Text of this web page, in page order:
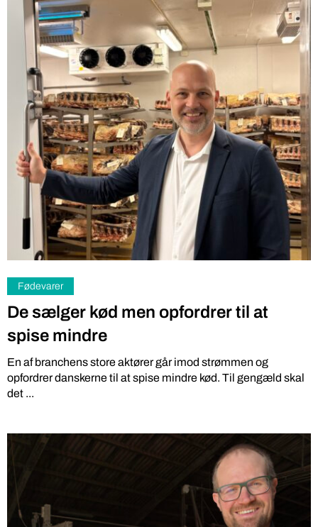
Fødevarer
De sælger kød men opfordrer til at
spise mindre
En af branchens store aktører går imod strømmen og
opfordrer danskerne til at spise mindre kød. Til gengæld skal
det ...